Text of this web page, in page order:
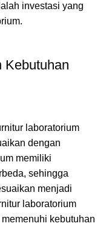
investasi yang
Kebutuhan
laboratorium
dengan
memiliki
sehingga
menjadi
laboratorium
kebutuhan